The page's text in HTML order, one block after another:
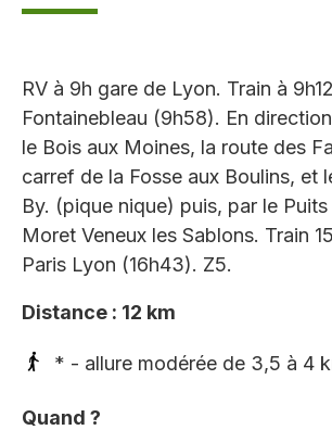
RV à 9h gare de Lyon. Train à
Fontainebleau (9h58). En
le Bois aux Moines, la route des
carref de la Fosse aux Boulins, et
By. (pique nique) puis, par le Puits
Moret Veneux les Sablons. Train
Paris Lyon (16h43). Z5.
Distance : 12 km
* - allure modérée de 3,5 à 4
Quand ?